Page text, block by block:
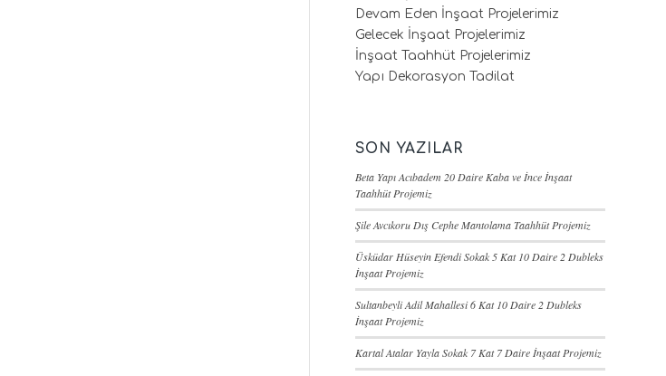
Devam Eden İnşaat Projelerimiz
Gelecek İnşaat Projelerimiz
İnşaat Taahhüt Projelerimiz
Yapı Dekorasyon Tadilat
SON YAZILAR
Beta Yapı Acıbadem 20 Daire Kaba ve İnce İnşaat
Taahhüt Projemiz
Şile Avcıkoru Dış Cephe Mantolama Taahhüt Projemiz
Üsküdar Hüseyin Efendi Sokak 5 Kat 10 Daire 2 Dubleks
İnşaat Projemiz
Sultanbeyli Adil Mahallesi 6 Kat 10 Daire 2 Dubleks
İnşaat Projemiz
Kartal Atalar Yayla Sokak 7 Kat 7 Daire İnşaat Projemiz